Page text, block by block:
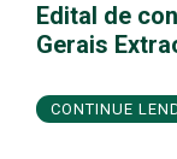
Edital de
Gerais
CONTINUE